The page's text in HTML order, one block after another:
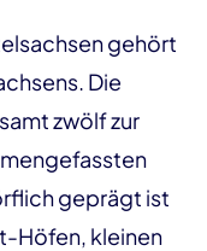
gehört
Die
zwölf zur
geprägt ist
Höfen, kleinen